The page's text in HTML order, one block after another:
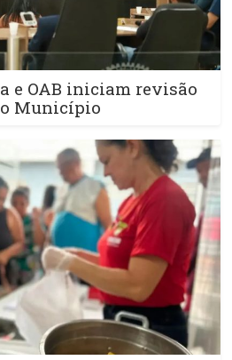
e OAB iniciam revisão
Município